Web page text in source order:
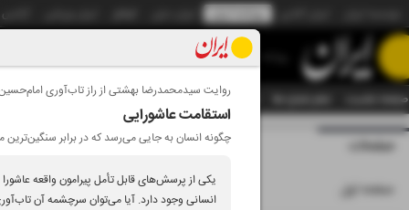
صفحه نخست تمام ویژه نامه ها آرشیو سازمان آگهی‌ها دستیارروایت سیدمحمدرضا بهشتی از راز تاب‌آوری
استقامت عاشورایی
چگونه انسان به جایی می‌رسد که در برابر
یکی از پرسش‌های قابل تأمل پیرامون واقعه
انسانی وجود دارد. آیا می‌توان سرچشمه آن
صفحات
صفحه اول ۱
شماره نه هزار و